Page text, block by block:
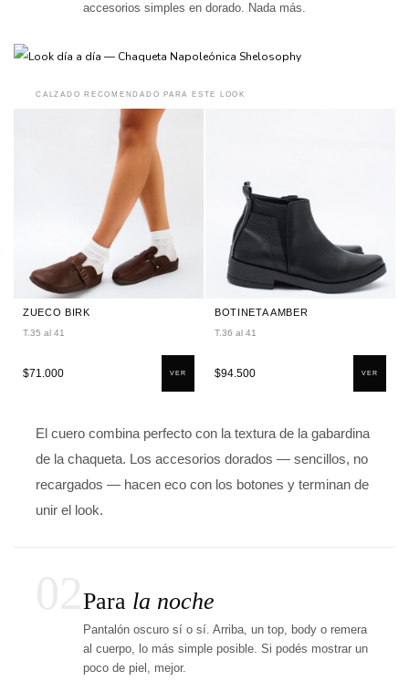
accesorios simples en dorado. Nada más.
CALZADO RECOMENDADO PARA ESTE LOOK
ZUECO BIRK
T.35 al 41
$71.000 VER
BOTINETA AMBER
T.36 al 41
$94.500 VER
El cuero combina perfecto con la textura de la gabardina
de la chaqueta. Los accesorios dorados — sencillos, no
recargados — hacen eco con los botones y terminan de
unir el look.
Para la noche
Pantalón oscuro sí o sí. Arriba, un top, body o remera
al cuerpo, lo más simple posible. Si podés mostrar un
poco de piel, mejor.